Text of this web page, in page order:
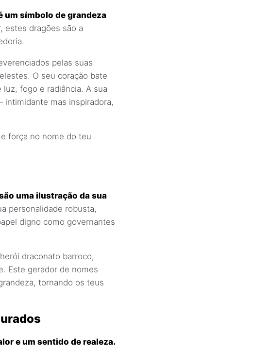
um símbolo de grandeza
estes dragões são a
pelas suas
O seu coração bate
fogo e radiância. A sua
mas inspiradora,
força no nome do teu
uma ilustração da sua
personalidade robusta,
digno como governantes
draconato barroco,
Este gerador de nomes
tornando os teus
e um sentido de realeza.